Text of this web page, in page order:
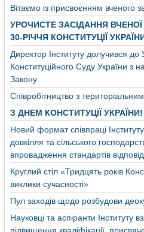
Вітаємо із присвоєнням вченого
УРОЧИСТЕ ЗАСІДАННЯ
30-РІЧЧЯ КОНСТИТУЦІЇ
Директор Інституту долучився до
Конституційного Суду України з
Закону
Співробітництво з
З ДНЕМ КОНСТИТУЦІЇ УКРАЇНИ!
Новий формат співпраці
довкілля та сільського
впровадження стандартів
Круглий стіл «Тридцять років
виклики сучасності»
Пул заходів щодо розбудови
Науковці та аспіранти Інституту